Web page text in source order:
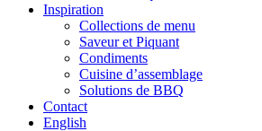
Inspiration
Collections de menu
Saveur et Piquant
Condiments
Cuisine d’assemblage
Solutions de BBQ
Contact
English